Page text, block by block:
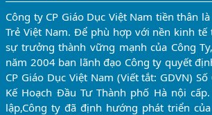
Công ty CP Giáo Dục Việt Nam tiền thân
Trẻ Việt Nam. Để phù hợp với nền kinh
sự trưởng thành vững mạnh của Công
năm 2004 ban lãnh đạo Công ty quyết
CP Giáo Dục Việt Nam (Viết tắt: GDVN)
Kế Hoạch Đầu Tư Thành phố Hà nội
lập,Công ty đã định hướng phát triển